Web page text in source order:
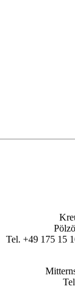
Tel. +49 175 15